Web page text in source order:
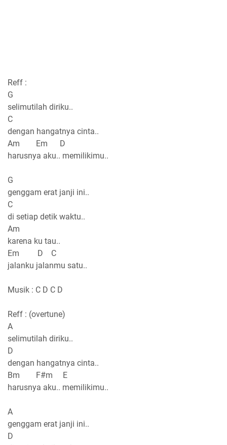
Reff :
G
selimutilah diriku..
C
dengan hangatnya cinta..
Am Em D
harusnya aku.. memilikimu..
G
genggam erat janji ini..
C
di setiap detik waktu..
Am
karena ku tau..
Em D C
jalanku jalanmu satu..
Musik : C D C D
Reff : (overtune)
A
selimutilah diriku..
D
dengan hangatnya cinta..
Bm F#m E
harusnya aku.. memilikimu..
A
genggam erat janji ini..
D